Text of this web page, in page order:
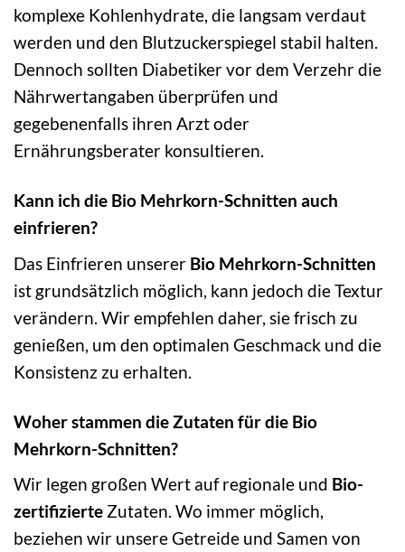
komplexe Kohlenhydrate, die langsam verdaut
werden und den Blutzuckerspiegel stabil halten.
Dennoch sollten Diabetiker vor dem Verzehr die
Nährwertangaben überprüfen und
gegebenenfalls ihren Arzt oder
Ernährungsberater konsultieren.
Kann ich die Bio Mehrkorn-Schnitten auch
einfrieren?
Das Einfrieren unserer Bio Mehrkorn-Schnitten
ist grundsätzlich möglich, kann jedoch die Textur
verändern. Wir empfehlen daher, sie frisch zu
genießen, um den optimalen Geschmack und die
Konsistenz zu erhalten.
Woher stammen die Zutaten für die Bio
Mehrkorn-Schnitten?
Wir legen großen Wert auf regionale und Bio-
zertifizierte Zutaten. Wo immer möglich,
beziehen wir unsere Getreide und Samen von